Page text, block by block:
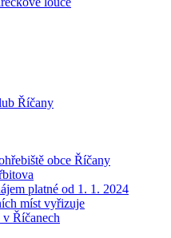
Říčany
obce Říčany
platné od 1. 1. 2024
míst vyřizuje
Říčanech